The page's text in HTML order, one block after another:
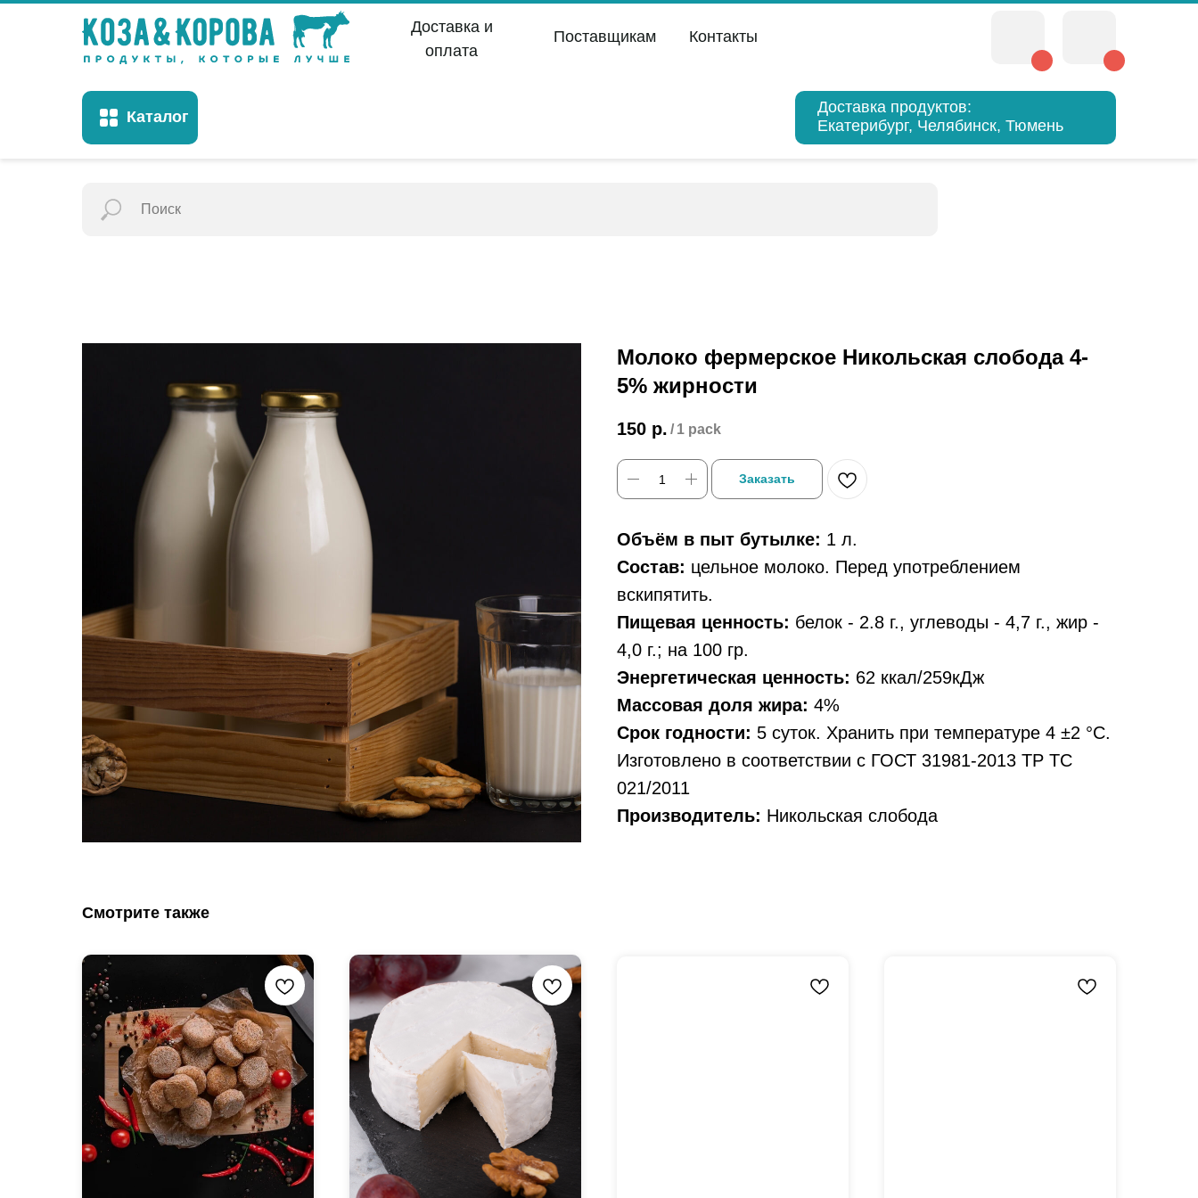
Доставка продуктов:
Екатерибург, Челябинск, Тюмень
Каталог
Доставка и
оплата
Контакты
Поставщикам
Молоко фермерское Никольская слобода 4-
5% жирности
150 р. / 1 pack
Заказать
Объём в пыт бутылке: 1 л.
Состав: цельное молоко. Перед употреблением
вскипятить.
Пищевая ценность: белок - 2.8 г., углеводы - 4,7 г., жир -
4,0 г.; на 100 гр.
Энергетическая ценность: 62 ккал/259кДж
Массовая доля жира: 4%
Срок годности: 5 суток. Хранить при температуре 4 ±2 °С.
Изготовлено в соответствии с ГОСТ 31981-2013 ТР ТС
021/2011
Производитель: Никольская слобода
Смотрите также